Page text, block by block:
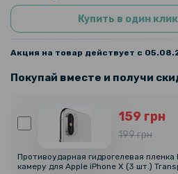
Купить в один клик
Акция на товар действует с
Покупай вместе и получи
159 грн
199 грн
Противоударная гидрогелевая
камеру для Apple iPhone X (3 шт.)